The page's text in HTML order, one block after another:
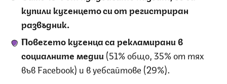
купили кученцето си от регистриран
развъдник.
Повечето кученца са рекламирани в
социалните медии (51% общо, 35% от тях
във Facebook) и в уебсайтове (29%).